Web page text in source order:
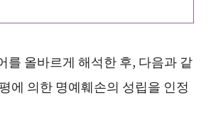
를 올바르게 해석한 후, 다음과 같
에 의한 명예훼손의 성립을 인정